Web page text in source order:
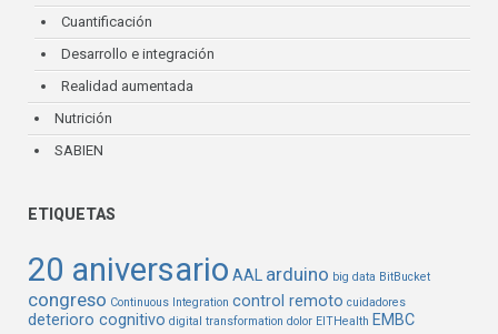
Cuantificación
Desarrollo e integración
Realidad aumentada
Nutrición
SABIEN
ETIQUETAS
20 aniversario AAL arduino big data BitBucket
congreso Continuous Integration control remoto cuidadores
deterioro cognitivo digital transformation dolor EITHealth EMBC